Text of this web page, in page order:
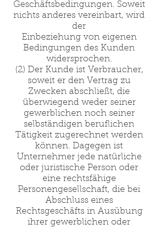
Geschäftsbedingungen. Soweit
nichts anderes vereinbart, wird
der
Einbeziehung von eigenen
Bedingungen des Kunden
widersprochen.
(2) Der Kunde ist Verbraucher,
soweit er den Vertrag zu
Zwecken abschließt, die
überwiegend weder seiner
gewerblichen noch seiner
selbständigen beruflichen
Tätigkeit zugerechnet werden
können. Dagegen ist
Unternehmer jede natürliche
oder juristische Person oder
eine rechtsfähige
Personengesellschaft, die bei
Abschluss eines
Rechtsgeschäfts in Ausübung
ihrer gewerblichen oder